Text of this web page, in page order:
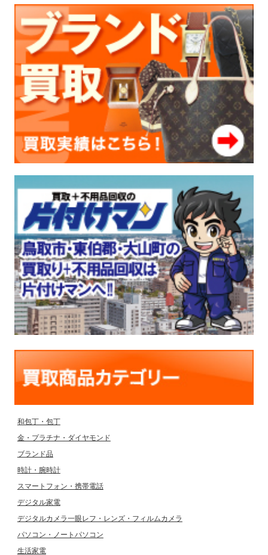
和包丁・包丁
金・プラチナ・ダイヤモンド
ブランド品
時計・腕時計
スマートフォン・携帯電話
デジタル家電
デジタルカメラ一眼レフ・レンズ・フィルムカメラ
パソコン・ノートパソコン
生活家電